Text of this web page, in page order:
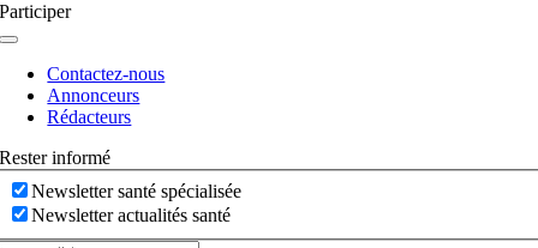
Participer
Navigation
basculeContactez-nous
Annonceurs
Rédacteurs
Rester informé
Newsletter santé spécialisée
Newsletter actualités santé